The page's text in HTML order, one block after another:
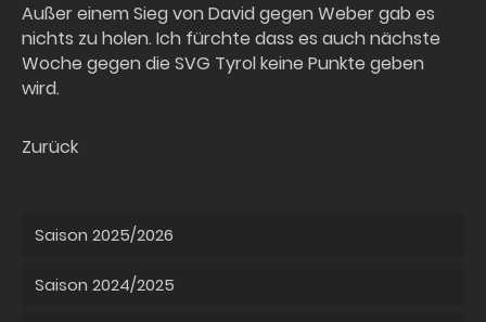
Außer einem Sieg von David gegen Weber gab es
nichts zu holen. Ich fürchte dass es auch nächste
Woche gegen die SVG Tyrol keine Punkte geben
wird.
Zurück
Saison 2025/2026
Saison 2024/2025